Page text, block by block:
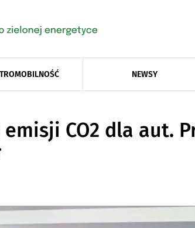
NEWSY
emisji CO2 dla aut.